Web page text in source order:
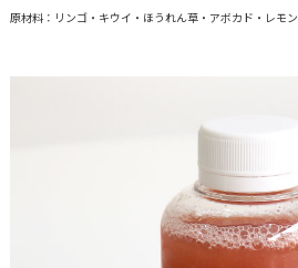
原材料：リンゴ・キウイ・ほうれん草・アボカド・レモン